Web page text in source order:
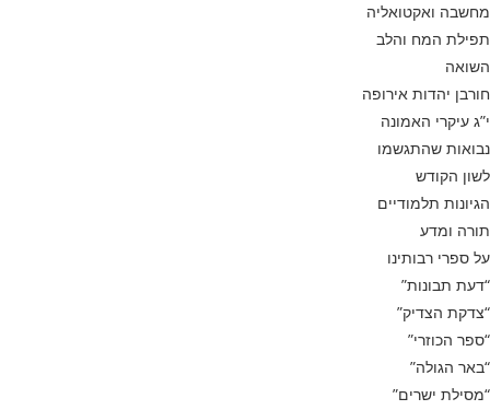
מחשבה ואקטואליה
תפילת המח והלב
השואה
חורבן יהדות אירופה
י”ג עיקרי האמונה
נבואות שהתגשמו
לשון הקודש
הגיונות תלמודיים
תורה ומדע
על ספרי רבותינו
“דעת תבונות”
“צדקת הצדיק”
“ספר הכוזרי”
“באר הגולה”
“מסילת ישרים”